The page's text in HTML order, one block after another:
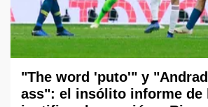
"The word 'puto'" y
ass": el insólito informe de